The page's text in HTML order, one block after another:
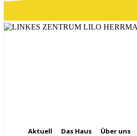
Aktuell Das Haus Über uns